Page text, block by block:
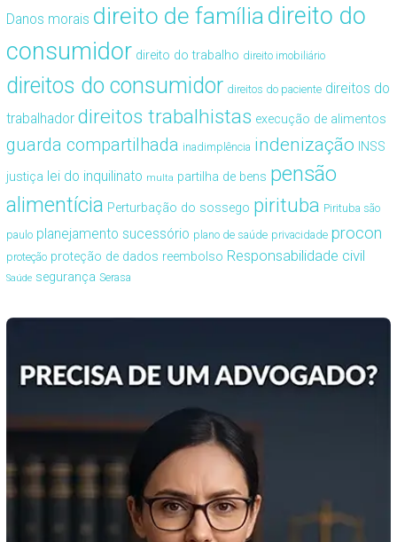
Danos morais direito de famíliadireito do
consumidor direito do trabalho direito imobiliário
direitos do consumidor direitos do paciente direitos do
trabalhador direitos trabalhistas execução de alimentos
guarda compartilhada inadimplência indenização INSS
justiça lei do inquilinato multa partilha de bens pensão
alimentícia Perturbação do sossego pirituba Pirituba são
paulo planejamento sucessório plano de saúde privacidade procon
proteção proteção de dados reembolso Responsabilidade civil
Saúde segurança Serasa